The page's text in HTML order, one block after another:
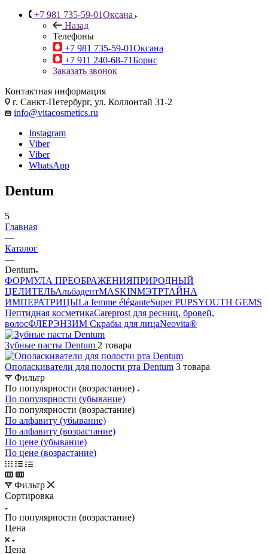
+7 981 735-59-01Оксана
Назад
Телефоны
+7 981 735-59-01Оксана
+7 911 240-68-71Борис
Заказать звонок
Контактная информация
г. Санкт-Петербург, ул. Коллонтай 31-2
info@vitacosmetics.ru
Instagram
Viber
Viber
WhatsApp
Dentum
5
Главная
—
Каталог
—
Dentum
ФОРМУЛА ПРЕОБРАЖЕНИЯПРИРОДНЫЙ
ЦЕЛИТЕЛЬАльбадентMASKINМЭТРТАЙНА
ИМПЕРАТРИЦЫLa femme éléganteSuper PUPSYOUTH GEMS
Пептидная косметикаCareprost для ресниц, бровей,
волосФЛЕРЭНЗИМ Скрабы для лицаNeovita®
Зубные пасты Dentum 2 товара
Ополаскиватели для полости рта Dentum 3 товара
Фильтр
По популярности (возрастание)
По популярности (убывание)
По популярности (возрастание)
По алфавиту (убывание)
По алфавиту (возрастание)
По цене (убывание)
По цене (возрастание)
Фильтр
Сортировка
По популярности (возрастание)
Цена
Цена